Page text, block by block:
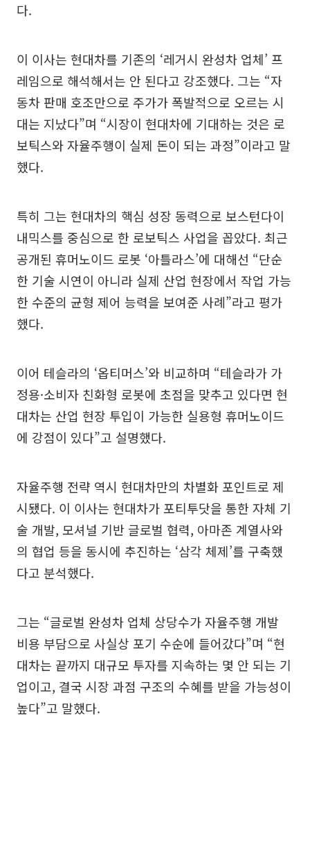
다.
이 이사는 현대차를 기존의 ‘레거시 완성차 업체’ 프
레임으로 해석해서는 안 된다고 강조했다. 그는 “자
동차 판매 호조만으로 주가가 폭발적으로 오르는 시
대는 지났다”며 “시장이 현대차에 기대하는 것은 로
보틱스와 자율주행이 실제 돈이 되는 과정”이라고 말
했다.
특히 그는 현대차의 핵심 성장 동력으로 보스턴다이
내믹스를 중심으로 한 로보틱스 사업을 꼽았다. 최근
공개된 휴머노이드 로봇 ‘아틀라스’에 대해선 “단순
한 기술 시연이 아니라 실제 산업 현장에서 작업 가능
한 수준의 균형 제어 능력을 보여준 사례”라고 평가
했다.
이어 테슬라의 ‘옵티머스’와 비교하며 “테슬라가 가
정용·소비자 친화형 로봇에 초점을 맞추고 있다면 현
대차는 산업 현장 투입이 가능한 실용형 휴머노이드
에 강점이 있다”고 설명했다.
자율주행 전략 역시 현대차만의 차별화 포인트로 제
시됐다. 이 이사는 현대차가 포티투닷을 통한 자체 기
술 개발, 모셔널 기반 글로벌 협력, 아마존 계열사와
의 협업 등을 동시에 추진하는 ‘삼각 체제’를 구축했
다고 분석했다.
그는 “글로벌 완성차 업체 상당수가 자율주행 개발
비용 부담으로 사실상 포기 수순에 들어갔다”며 “현
대차는 끝까지 대규모 투자를 지속하는 몇 안 되는 기
업이고, 결국 시장 과점 구조의 수혜를 받을 가능성이
높다”고 말했다.